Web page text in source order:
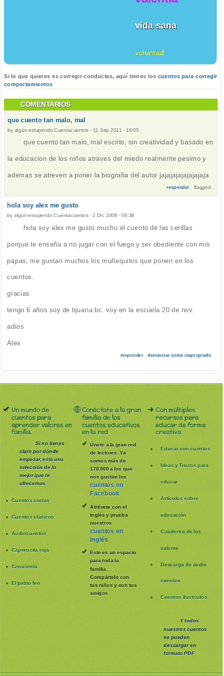
vida sana
voluntad
Si lo que quieres es corregir conductas, aquí tienes los cuentos para corregir
comportamientos
COMENTARIOS
que cuento tan malo, mal
by algún estupendo Cuentacuentos - 11 Sep 2011 - 18:05
que cuento tan malo, mal escrito, sin creatividad y basado en
la educacion de los niños atraves del miedo realmente pesimo y
ademas se atreven a poner la biografia del autor jajajajajajajajaja
responder flagged
hola soy alex me gusto
by algún estupendo Cuentacuentos-2 Dic 2008 - 06:38
hola soy alex me gusto mucho el cuento de las cerillas
porque te enseña a no jugar con el fuego y ser obediente con mis
papas, me gustan muchos los muñequitos que ponen en los
cuentos.
gracias
tengo 6 años soy de tijuana bc. voy en la escuela 20 de nov.
adios
Alex
responder denunciar como inapropiado
Un mundo de
cuentos para
aprender valores en
familia.
Si no tienes
claro por dónde
empezar, esta una
selección de lo
mejor que te
ofrecemos
Cuentos cortos
Cuentos clásicos
Audiocuentos
Caperucita roja
Cenicienta
El patito feo
Conéctate a la gran
familia de los
cuentos educativos
en la red
Únete a la gran red
de lectores. Ya
somos más de
170.000 a los que
nos gustan los
cuentos en
Facebook
Atrévete con el
inglés y prueba
nuestros
cuentos en
inglés
Este es un espacio
para toda la
familia
Compártelo con
tus niños y con tus
amigos
Con múltiples
recursos para
educar de forma
creativa
Educar con cuentos
Ideas y Trucos para
educar
Artículos sobre
educación
Cuaderno de los
valores
Descarga de audio
cuentos
Cuentos ilustrados
Y todos
nuestros cuentos
se pueden
descargar en
formato PDF